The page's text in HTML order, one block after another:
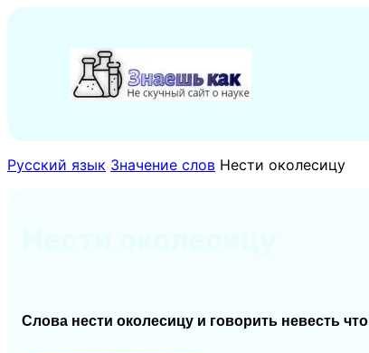
содержимому
Русский язык Значение слов Нести околесицу
Слова нести околесицу и говорить невесть что